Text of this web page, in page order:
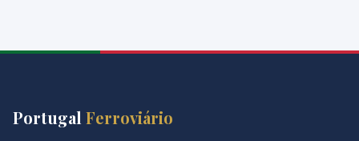
Portugal Ferroviário